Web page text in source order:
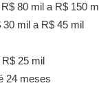
R$ 80 mil a R$ 150
30 mil a R$ 45 mil
R$ 25 mil
24 meses